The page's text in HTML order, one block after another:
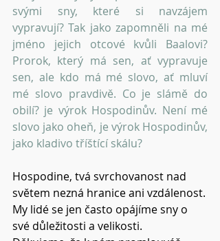
svými sny, které si navzájem
vypravují? Tak jako zapomněli na mé
jméno jejich otcové kvůli Baalovi?
Prorok, který má sen, ať vypravuje
sen, ale kdo má mé slovo, ať mluví
mé slovo pravdivě. Co je slámě do
obilí? je výrok Hospodinův. Není mé
slovo jako oheň, je výrok Hospodinův,
jako kladivo tříštící skálu?
Hospodine, tvá svrchovanost nad
světem nezná hranice ani vzdálenost.
My lidé se jen často opájíme sny o
své důležitosti a velikosti.